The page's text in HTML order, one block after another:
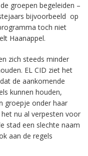
groepen begeleiden –
bijvoorbeeld op
toch niet
Haanappel.
zich steeds minder
EL CID ziet het
de aankomende
kunnen houden,
groepje onder haar
nu al verpesten voor
stad een slechte naam
aan de regels